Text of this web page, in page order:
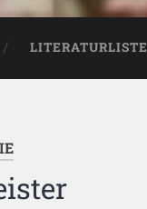
LITERATURLISTE